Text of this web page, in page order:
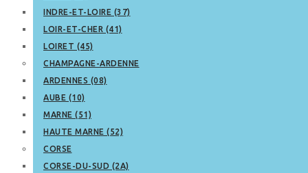
INDRE-ET-LOIRE (37)
LOIR-ET-CHER (41)
LOIRET (45)
CHAMPAGNE-ARDENNE
ARDENNES (08)
AUBE (10)
MARNE (51)
HAUTE MARNE (52)
CORSE
CORSE-DU-SUD (2A)